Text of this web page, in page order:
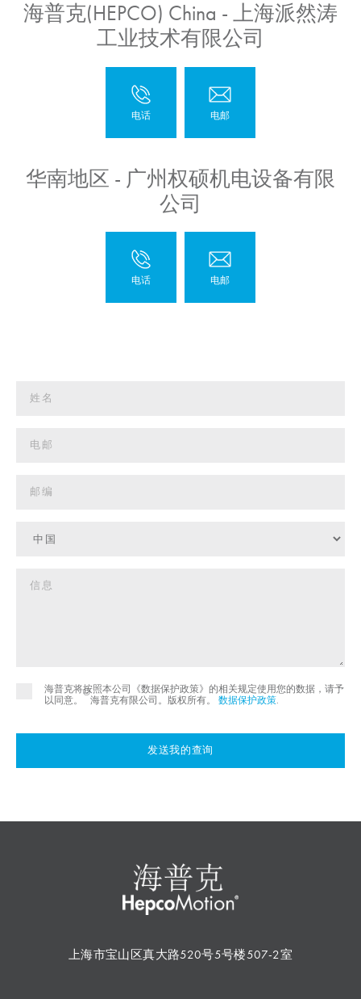
海普克(HEPCO) China - 上海派然涛
工业技术有限公司
华南地区 - 广州权硕机电设备有限
公司
海普克将按照本公司《数据保护政策》的相关规定使用您的数据，请予
以同意。
©
海普克有限公司。版权所有。 数据保护政策.
发送我的查询
上海市宝山区真大路520号5号楼507-2室